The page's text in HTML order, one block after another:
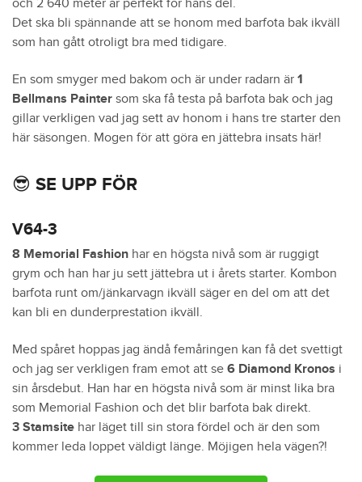
och 2 640 meter är perfekt för hans del.
Det ska bli spännande att se honom med barfota bak ikväll
som han gått otroligt bra med tidigare.
En som smyger med bakom och är under radarn är 1
Bellmans Painter som ska få testa på barfota bak och jag
gillar verkligen vad jag sett av honom i hans tre starter den
här säsongen. Mogen för att göra en jättebra insats här!
😎 SE UPP FÖR
V64-3
8 Memorial Fashion har en högsta nivå som är ruggigt
grym och han har ju sett jättebra ut i årets starter. Kombon
barfota runt om/jänkarvagn ikväll säger en del om att det
kan bli en dunderprestation ikväll.
Med spåret hoppas jag ändå femåringen kan få det svettigt
och jag ser verkligen fram emot att se 6 Diamond Kronos i
sin årsdebut. Han har en högsta nivå som är minst lika bra
som Memorial Fashion och det blir barfota bak direkt.
3 Stamsite har läget till sin stora fördel och är den som
kommer leda loppet väldigt länge. Möjigen hela vägen?!